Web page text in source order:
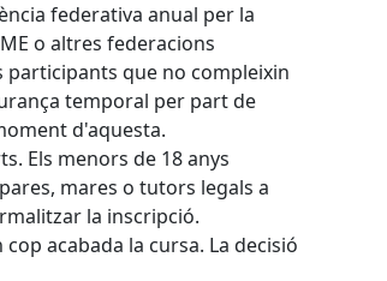
federativa anual per la
o altres federacions
participants que no compleixin
temporal per part de
d'aquesta.
Els menors de 18 anys
mares o tutors legals a
la inscripció.
acabada la cursa. La decisió